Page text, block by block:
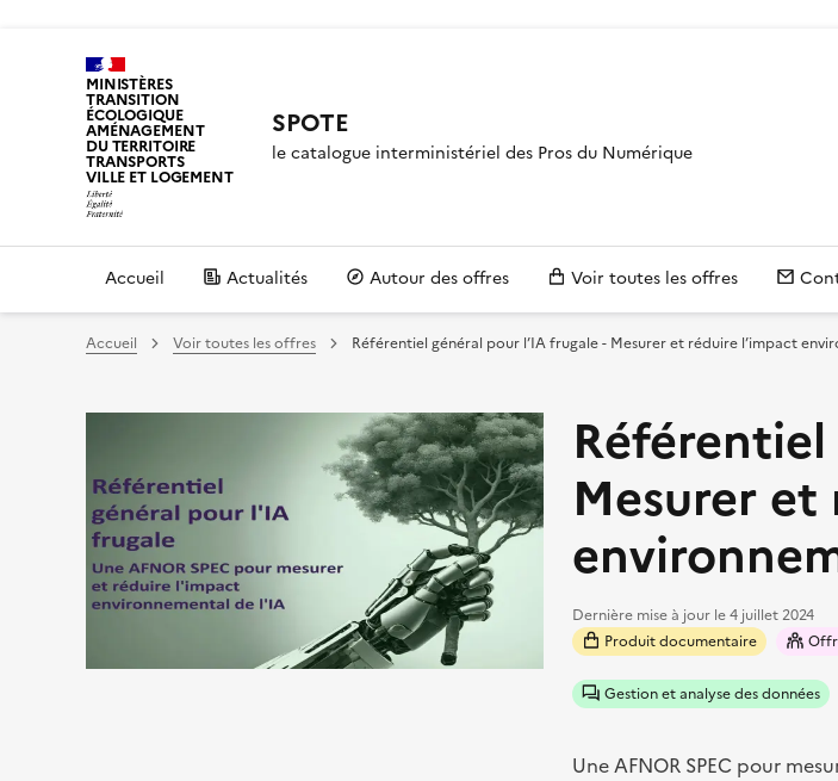
MINISTÈRES
TRANSITION
ÉCOLOGIQUE
AMÉNAGEMENT
DU TERRITOIRE
TRANSPORTS
VILLE ET LOGEMENT
SPOTE
le catalogue interministériel des Pros du Numérique
Accueil Actualités Autour des offres Voir toutes les offres
Accueil Voir toutes les offres Référentiel général pour l’IA frugale - Mesurer et réduire l’impact
Mesurer
Dernière mise à jour le4 juillet 2024
Produit documentaire
Gestion et analyse des données
Une AFNOR SPEC pour